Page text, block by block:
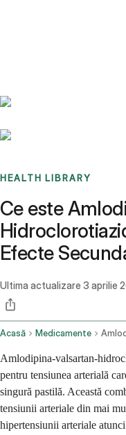
HEALTH LIBRARY
Ce este
Efecte
Ultima actualizare 3 aprilie
Acasă Medicamente
Amlodipina-valsartan-
pentru tensiunea arterială
singură pastilă. Această
tensiunii arteriale din mai
hipertensiunii arteriale